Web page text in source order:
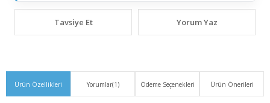
Tavsiye Et Yorum Yaz
Ürün Özellikleri Yorumlar(1) Ödeme Seçenekleri Ürün Önerileri